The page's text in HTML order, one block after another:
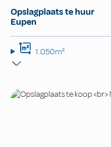
Opslagplaats te huur
Eupen
1.050m²